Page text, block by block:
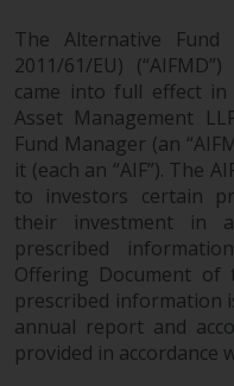
Vertrauen
Auslassung
von oder
ergibt.
Datenschutz
Soweit
bereitstellen
The Alternative Fund
2011/61/EU)
came into full effect in
Asset Management
Fund Manager (an
it (each an “AIF”). The
to investors certain
their investment in
prescribed
Offering Document of
prescribed information
annual report and
provided in accordance